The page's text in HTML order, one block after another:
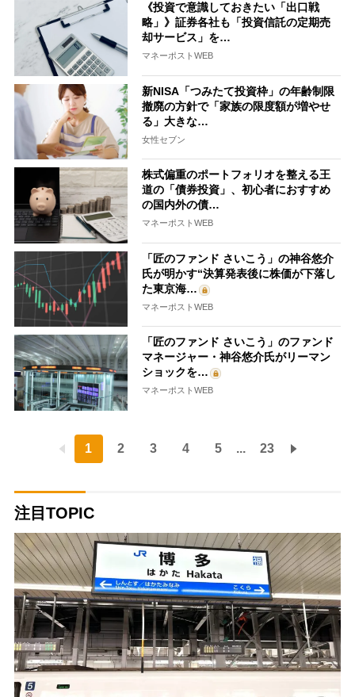
《投資で意識しておきたい「出口戦
略」》証券各社も「投資信託の定期売
却サービス」を…
マネーポストWEB
新NISA「つみたて投資枠」の年齢制限
撤廃の方針で「家族の限度額が増やせ
る」大きな…
女性セブン
株式偏重のポートフォリオを整える王
道の「債券投資」、初心者におすすめ
の国内外の債…
マネーポストWEB
「匠のファンド さいこう」の神谷悠介
氏が明かす“決算発表後に株価が下落し
た東京海…
マネーポストWEB
「匠のファンド さいこう」のファンド
マネージャー・神谷悠介氏がリーマン
ショックを…
マネーポストWEB
1 2 3 4 5 ... 23
注目TOPIC